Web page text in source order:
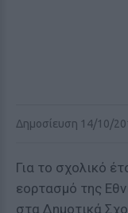
Δημοσίευση 14/10/
Για το σχολικό
εορτασμό της
στα Δημοτικά